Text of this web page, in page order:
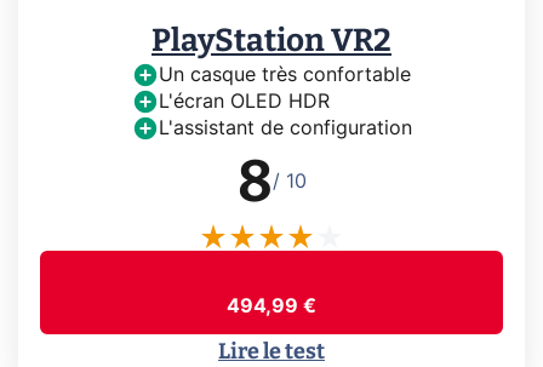
PlayStation VR2
Un casque très confortable
L'écran OLED HDR
L'assistant de configuration
8/ 10
494,99 €
Lire le test